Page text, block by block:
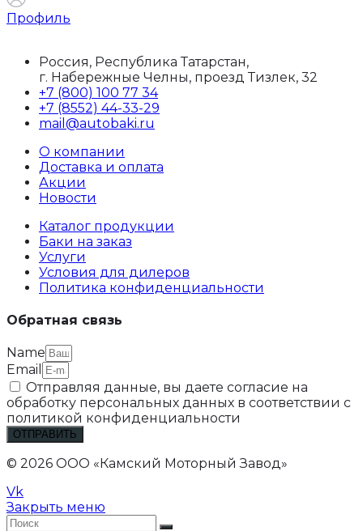
Профиль
Россия, Республика Татарстан,
г. Набережные Челны, проезд Тизлек, 32
+7 (800) 100 77 34
+7 (8552) 44-33-29
mail@autobaki.ru
О компании
Доставка и оплата
Акции
Новости
Каталог продукции
Баки на заказ
Услуги
Условия для дилеров
Политика конфиденциальности
Обратная связь
Name
Email
Отправляя данные, вы даете согласие на
обработку персональных данных в соответствии с
политикой конфиденциальности
ОТПРАВИТЬ
© 2026 ООО «Камский Моторный Завод»
Vk
Закрыть меню